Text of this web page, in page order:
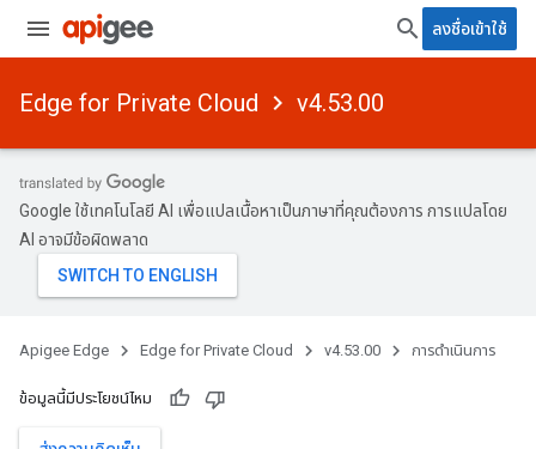
ลงชื่อเข้าใช้
Edge for Private Cloud v4.53.00
Google ใช้เทคโนโลยี AI เพื่อแปลเนื้อหาเป็นภาษาที่คุณต้องการ การแปลโดย
AI อาจมีข้อผิดพลาด
Apigee Edge Edge for Private Cloud v4.53.00 การดำเนินการ
ข้อมูลนี้มีประโยชน์ไหม